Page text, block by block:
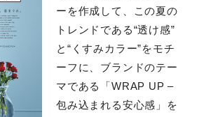
ーを作成して、この夏の
トレンドである“透け感”
と“くすみカラー”をモチ
ーフに、ブランドのテー
マである「WRAP UP –
包み込まれる安心感」を